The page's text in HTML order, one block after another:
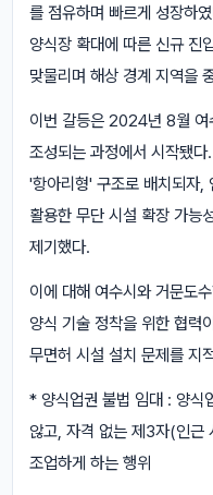
를 점유하며 빠르게 성장하
양식장 확대에 따른 신규 진
맞물리며 해상 경계 지역을
이번 갈등은 2024년 8월 여
조성되는 과정에서 시작됐
'항아리형' 구조로 배치되자,
활용한 무단 시설 확장 가능
제기했다.
이에 대해 여수시와 거문도
양식 기술 정착을 위한 협력
무면허 시설 설치 문제를 지
* 양식업권 불법 임대 : 양식
않고, 자격 없는 제3자(인근
조업하게 하는 행위